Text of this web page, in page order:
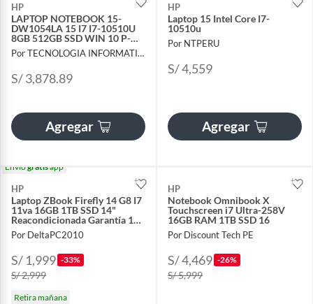
HP
LAPTOP NOTEBOOK 15-
DW1054LA 15 I7 I7-10510U
8GB 512GB SSD WIN 10 P-
N2A4Q1LA
Por TECNOLOGIA INFORMATICA Y CONSULTORIA
S/ 3,878.89
Agregar
HP
Laptop 15 Intel Core I7-
10510u
Por NTPERU
S/ 4,559
Agregar
Envíogratisapp
HP
Laptop ZBook Firefly 14 G8 I7
11va 16GB 1TB SSD 14"
Reacondicionada Garantía 1
año + Cooler
Por DeltaPC2010
S/ 1,999 -33%
S/ 2,999
Retira mañana
HP
Notebook Omnibook X
Touchscreen i7 Ultra-258V
16GB RAM 1TB SSD 16
Por Discount Tech PE
S/ 4,469 -26%
S/ 5,999